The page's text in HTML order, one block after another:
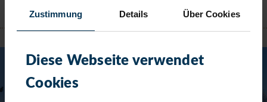
Zustimmung Details Über Cookies
Diese Webseite verwendet
Cookies
TIMMENDORFER STRAND